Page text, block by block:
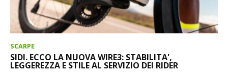
SCARPE
SIDI. ECCO LA NUOVA WIRE3: STABILITA',
LEGGEREZZA E STILE AL SERVIZIO DEI RIDER